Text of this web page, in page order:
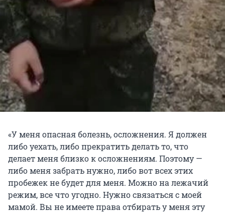
«У меня опасная болезнь, осложнения. Я должен
либо уехать, либо прекратить делать то, что
делает меня близко к осложнениям. Поэтому —
либо меня забрать нужно, либо вот всех этих
пробежек не будет для меня. Можно на лежачий
режим, все что угодно. Нужно связаться с моей
мамой. Вы не имеете права отбирать у меня эту